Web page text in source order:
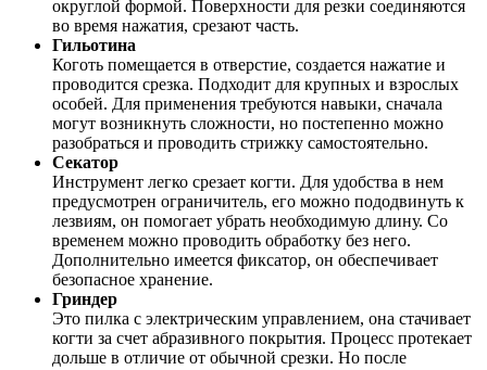
округлой формой. Поверхности для резки соединяются
во время нажатия, срезают часть.
Гильотина
Коготь помещается в отверстие, создается нажатие и
проводится срезка. Подходит для крупных и взрослых
особей. Для применения требуются навыки, сначала
могут возникнуть сложности, но постепенно можно
разобраться и проводить стрижку самостоятельно.
Секатор
Инструмент легко срезает когти. Для удобства в нем
предусмотрен ограничитель, его можно пододвинуть к
лезвиям, он помогает убрать необходимую длину. Со
временем можно проводить обработку без него.
Дополнительно имеется фиксатор, он обеспечивает
безопасное хранение.
Гриндер
Это пилка с электрическим управлением, она стачивает
когти за счет абразивного покрытия. Процесс протекает
дольше в отличие от обычной срезки. Но после